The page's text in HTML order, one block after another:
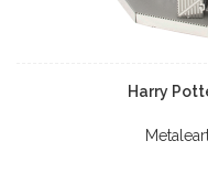
Harry